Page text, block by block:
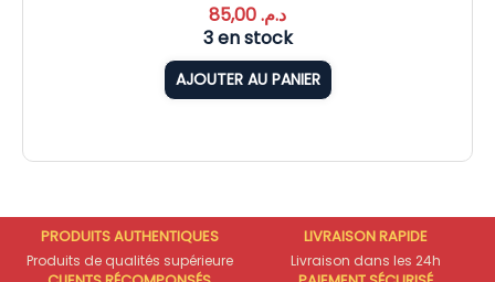
د.م.
3 en stock
AJOUTER AU PANIER
PRODUITS AUTHENTIQUES
Produits de qualités supérieure
LIVRAISON RAPIDE
Livraison dans les 24h